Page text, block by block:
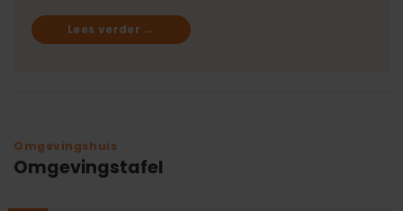
Lees verder →
Omgevingshuis
Omgevingstafel